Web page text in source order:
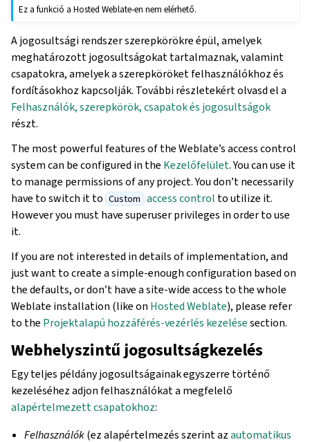
Ez a funkció a Hosted Weblate-en nem elérhető.
A jogosultsági rendszer szerepkörökre épül, amelyek
meghatározott jogosultságokat tartalmaznak, valamint
csapatokra, amelyek a szerepköröket felhasználókhoz és
fordításokhoz kapcsolják. További részletekért olvasd el a
Felhasználók, szerepkörök, csapatok és jogosultságok
részt.
The most powerful features of the Weblate’s access control
system can be configured in the Kezelőfelület. You can use it
to manage permissions of any project. You don’t necessarily
have to switch it to Custom access control to utilize it.
However you must have superuser privileges in order to use
it.
If you are not interested in details of implementation, and
just want to create a simple-enough configuration based on
the defaults, or don’t have a site-wide access to the whole
Weblate installation (like on Hosted Weblate), please refer
to the Projektalapú hozzáférés-vezérlés kezelésesection.
Webhelyszintű jogosultságkezelés
Egy teljes példány jogosultságainak egyszerre történő
kezeléséhez adjon felhasználókat a megfelelő
alapértelmezett csapatokhoz:
Felhasználók(ez alapértelmezés szerint azautomatikus